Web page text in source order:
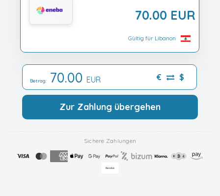
70.00 EUR
Gültig für Libanon
Betrag: 70.00 EUR € $
Zur Zahlung übergehen
Sichere Zahlungen